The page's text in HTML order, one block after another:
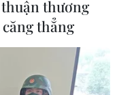
TP. Đà Nẵng
thương
thẳng